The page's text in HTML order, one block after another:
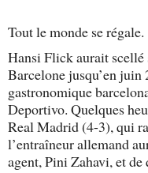
Tout le monde se régale.
Hansi Flick aurait scellé
Barcelone jusqu’en juin
gastronomique
Deportivo. Quelques
Real Madrid (4-3), qui
l’entraîneur allemand
agent, Pini Zahavi, et de